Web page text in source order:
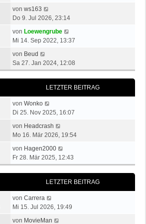
g
e
i
t
g
t
e
B
e
i
r
a
e
e
t
g
von ws163
e
e
s
e
r
B
e
i
t
r
a
g
Do 9. Jul 2026, 23:14
von Loewengrube
e
s
e
e
r
g
Mi 14. Sep 2022, 13:37
von Beud
e
u
e
s
t
e
r
B
e
t
r
g
Sa 27. Jan 2024, 12:08
LETZTER BEITRAG
von Wonko
e
e
s
t
e
r
B
e
i
t
r
a
Di 25. Nov 2025, 16:07
von Headcrash
e
e
s
e
e
Mo 16. Mär 2026, 19:54
von Hagen2000
e
u
e
s
t
r
Fr 28. Mär 2025, 12:43
LETZTER BEITRAG
von Carrera
e
Mi 15. Jul 2026, 19:49
von MovieMan